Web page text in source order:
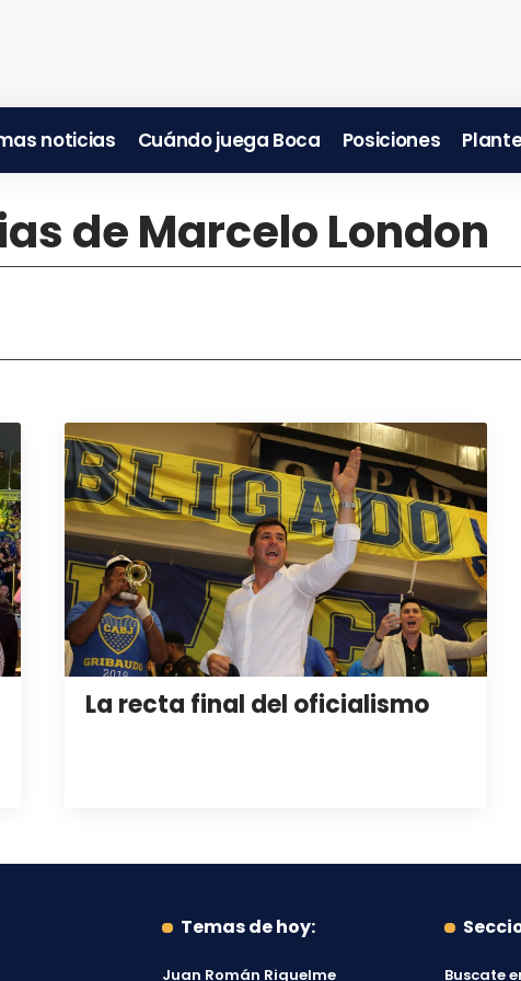
noticias Cuándo juega Boca Posiciones
de Marcelo London
La recta final del oficialismo
Temas de hoy:
Juan Román Riquelme Buscate